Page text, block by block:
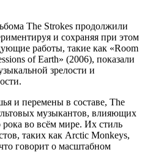
The Strokes продолжили
и сохраняя при этом
работы, такие как «Room
of Earth» (2006), показали
зрелости и
и перемены в составе, The
музыкантов, влияющих
во всём мире. Их стиль
таких как Arctic Monkeys,
говорит о масштабном